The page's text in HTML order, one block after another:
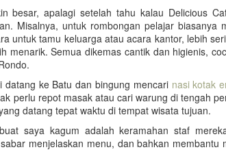
besar, apalagi setelah tahu kalau Delicious
Misalnya, untuk rombongan pelajar biasanya
untuk tamu keluarga atau acara kantor, lebih
menarik. Semua dikemas cantik dan higienis,
datang ke Batu dan bingung mencari nasi kotak
perlu repot masak atau cari warung di tengah
datang tepat waktu di tempat wisata tujuan.
saya kagum adalah keramahan staf
menjelaskan menu, dan bahkan membantu